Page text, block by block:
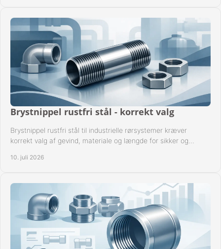
Brystnippel rustfri stål - korrekt valg
Brystnippel rustfri stål til industrielle rørsystemer kræver
korrekt valg af gevind, materiale og længde for sikker og
10. juli 2026